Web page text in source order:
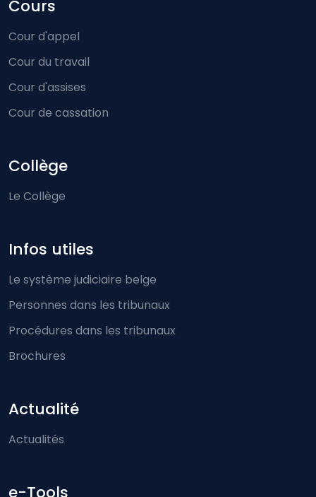
Cours
Cour d'appel
Cour du travail
Cour d'assises
Cour de cassation
Collège
Le Collège
Infos utiles
Le système judiciaire belge
Personnes dans les tribunaux
Procédures dans les tribunaux
Brochures
Actualité
Actualités
e-Tools